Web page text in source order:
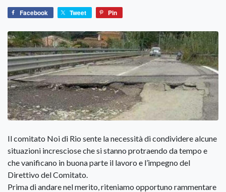
Facebook Tweet Pin
Il comitato Noi di Rio sente la necessità di condividere alcune
situazioni incresciose che si stanno protraendo da tempo e
che vanificano in buona parte il lavoro e l’impegno del
Direttivo del Comitato.
Prima di andare nel merito, riteniamo opportuno rammentare